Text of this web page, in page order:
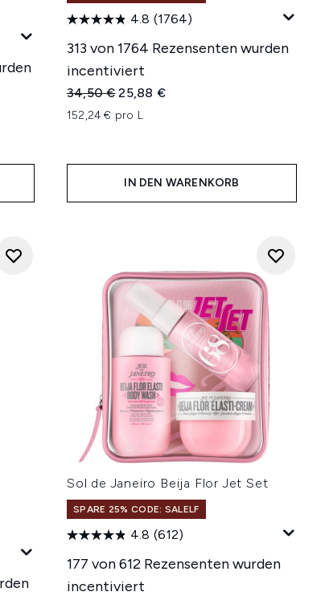
4.8 (1764)
313 von 1764 Rezensenten wurden
incentiviert
Unverbindliche Preisempfehlung:
34,50 €Aktueller Preis:
25,88 €
152,24 € pro L
IN DEN WARENKORB
Sol de Janeiro Beija Flor Jet Set
SPARE 25% CODE: SALELF
4.8 (612)
177 von 612 Rezensenten wurden
incentiviert